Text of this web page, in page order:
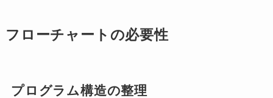
フローチャートの必要性
プログラム構造の整理